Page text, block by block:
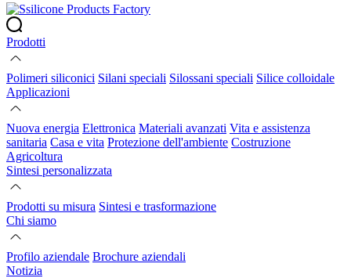
Prodotti
Polimeri siliconici Silani speciali Silossani speciali Silice colloidale
Applicazioni
Nuova energia Elettronica Materiali avanzati Vita e assistenza
sanitaria Casa e vita Protezione dell'ambiente Costruzione
Agricoltura
Sintesi personalizzata
Prodotti su misura Sintesi e trasformazione
Chi siamo
Profilo aziendale Brochure aziendali
Notizia